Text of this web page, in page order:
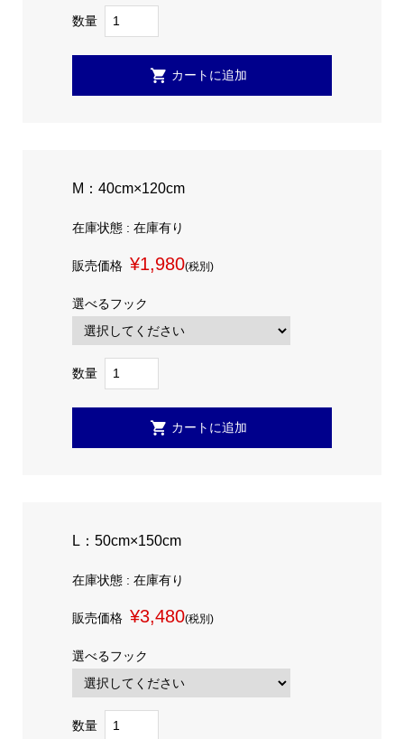
数量
M：40cm×120cm
在庫状態 : 在庫有り
販売価格 ¥1,980(税別)
選べるフック
数量
L：50cm×150cm
在庫状態 : 在庫有り
販売価格 ¥3,480(税別)
選べるフック
数量